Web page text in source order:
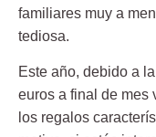
familiares muy a
tediosa.
Este año, debido a
euros a final de mes
los regalos